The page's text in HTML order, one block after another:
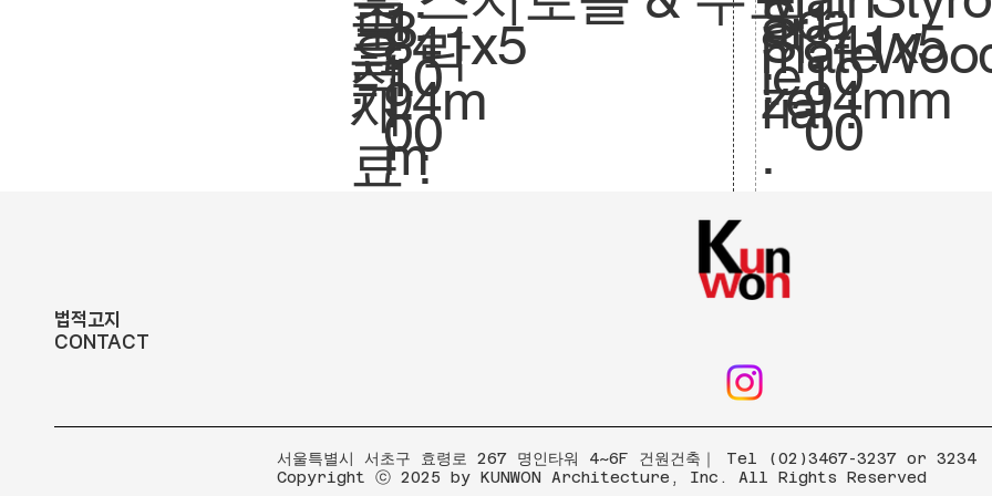
도
:
8
요
재
료 :
축
척.락
1:
10
00
크
기.
841x5
94m
m
ar
:
mate
rial :
Sca
le.
Si
ze
.
1:
10
00
841x5
94mm
법적고지
CONTACT
​서울특별시 서초구 효령로 267 명인타워 4~6F 건원건축｜ Tel (02)3467-3237 or 3234
Copyright ⓒ 2025 by KUNWON Architecture, Inc. All Rights Reserved